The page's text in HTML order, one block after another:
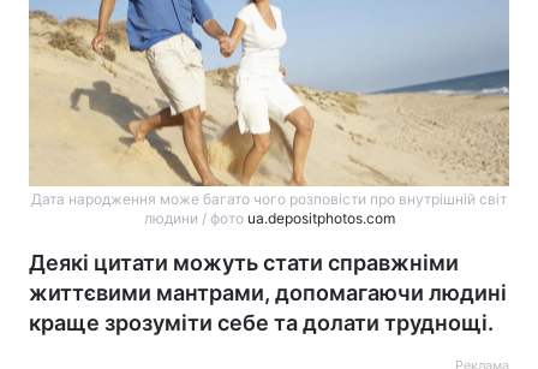
Дата народження може багато чого розповісти про внутрішній світ
людини / фото ua.depositphotos.com
Деякі цитати можуть стати справжніми
життєвими мантрами, допомагаючи людині
краще зрозуміти себе та долати труднощі.
Реклама